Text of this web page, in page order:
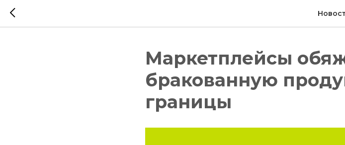
Маркетплейсы
бракованную
границы